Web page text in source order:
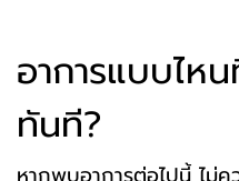
อาการแบบไห
ทันที?